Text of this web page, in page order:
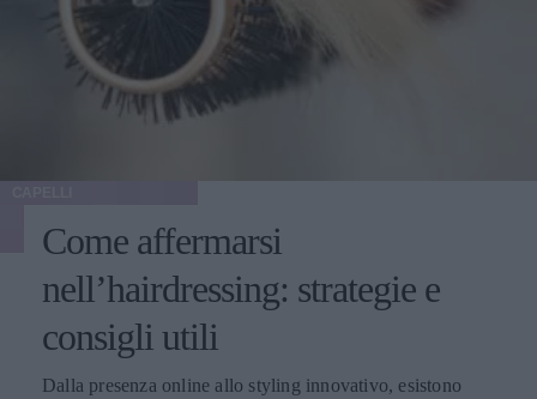
Come affermarsi
nell’hairdressing: strategie e
consigli utili
Dalla presenza online allo styling innovativo, esistono